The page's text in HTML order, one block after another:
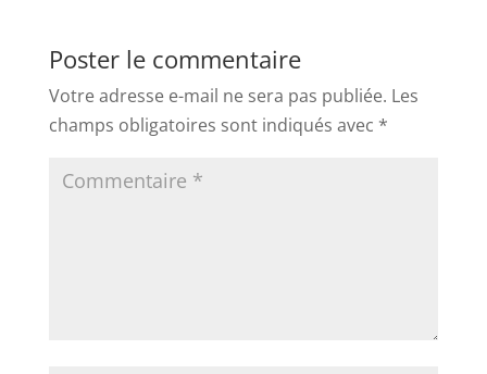
Poster le commentaire
Votre adresse e-mail ne sera pas publiée. Les
champs obligatoires sont indiqués avec *